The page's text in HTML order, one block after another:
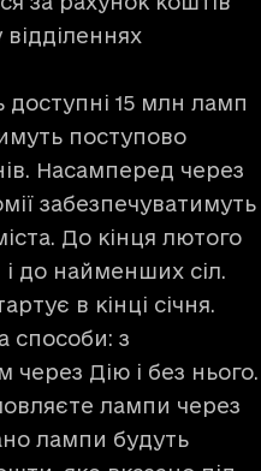
15 млн ламп
поступово
Насамперед через
забезпечуватимуть
До кінця лютого
до найменших сіл.
в кінці січня.
способи: з
Дію і без нього.
лампи через
лампи будуть